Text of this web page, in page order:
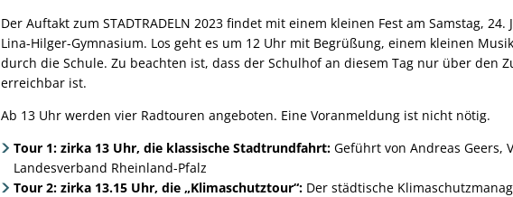
Der Auftakt zum STADTRADELN 2023 findet mit einem kleinen Fest am Samstag,
Lina-Hilger-Gymnasium. Los geht es um 12 Uhr mit Begrüßung, einem kleinen
durch die Schule. Zu beachten ist, dass der Schulhof an diesem Tag nur über den
erreichbar ist.
Ab 13 Uhr werden vier Radtouren angeboten. Eine Voranmeldung ist nicht nötig.
Tour 1: zirka 13 Uhr, die klassische Stadtrundfahrt: Geführt von Andreas Geers,
Landesverband Rheinland-Pfalz
Tour 2: zirka 13.15 Uhr, die „Klimaschutztour“: Der städtische